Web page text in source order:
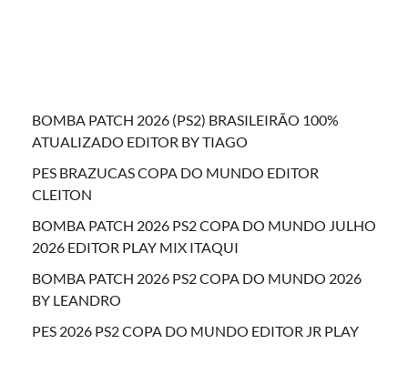
BOMBA PATCH 2026 (PS2) BRASILEIRÃO 100%
ATUALIZADO EDITOR BY TIAGO
PES BRAZUCAS COPA DO MUNDO EDITOR
CLEITON
BOMBA PATCH 2026 PS2 COPA DO MUNDO JULHO
2026 EDITOR PLAY MIX ITAQUI
BOMBA PATCH 2026 PS2 COPA DO MUNDO 2026
BY LEANDRO
PES 2026 PS2 COPA DO MUNDO EDITOR JR PLAY